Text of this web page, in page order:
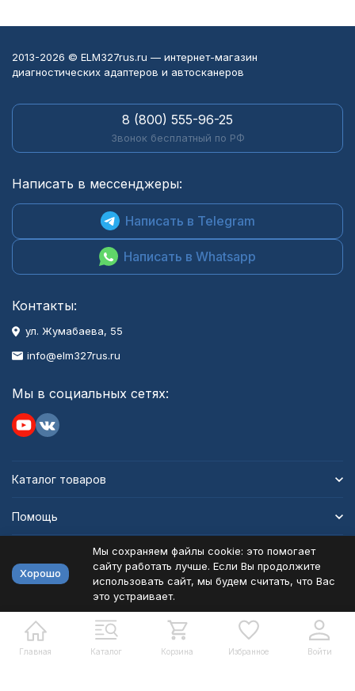
Главная Каталог Корзина Избранное Войти
2013-2026 © ELM327rus.ru — интернет-магазин
диагностических адаптеров и автосканеров
8 (800) 555-96-25
Звонок бесплатный по РФ
Написать в мессенджеры:
Написать в Telegram
Написать в Whatsapp
Контакты:
ул. Жумабаева, 55
info@elm327rus.ru
Мы в социальных сетях:
Каталог товаров
Помощь
Политика персональных данных
Разработано в bodysite.ru
Хорошо
Мы сохраняем файлы cookie: это помогает
сайту работать лучше. Если Вы продолжите
использовать сайт, мы будем считать, что Вас
это устраивает.